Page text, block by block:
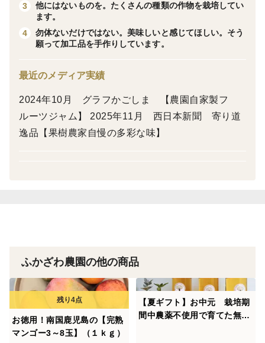
名称 唐辛子の酢漬け
原材料名 穀物酢（小麦、米、コーン）、タバスコペッ
パー（枕崎市産）
賞味期限 加工日より2年
保存方法 直射日光を避け常温で保存
加工者 ふかざわ農園
3
他にはないものを。たくさんの種類の作物を栽培してい
ます。
4
勿体ないだけではない。美味しいと感じてほしい。そう
願って加工品を手作りしています。
最近のメディア実績
2024年10月 グラフかごしま 【農園自家製フ
ルーツジャム】 2025年11月 西日本新聞 寄り道
逸品【果樹農家自慢の多彩な味】
ふかざわ農園の他の商品
お徳用！南国鹿児島の【完熟
マンゴー3～8玉】（１ｋｇ）
【夏ギフト】お中元 栽培期
間中農薬不使用で育てた無添